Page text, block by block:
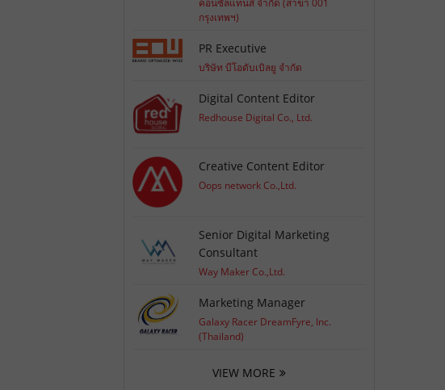
คอนซัลแทนส์ จำกัด (สาขา 001
กรุงเทพฯ)
PR Executive
บริษัท บีโอดับเบิลยู จำกัด
Digital Content Editor
Redhouse Digital Co., Ltd.
Creative Content Editor
Oops network Co.,Ltd.
Senior Digital Marketing
Consultant
Way Maker Co.,Ltd.
Marketing Manager
Galaxy Racer DreamFyre, Inc.
(Thailand)
VIEW MORE